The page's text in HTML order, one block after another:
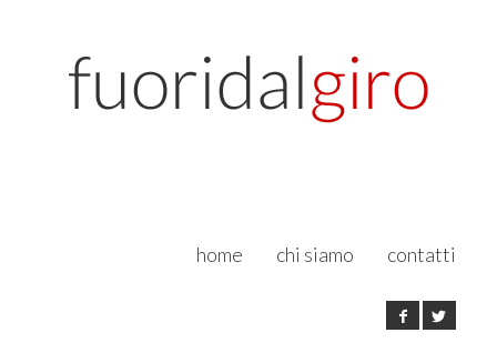
home chi siamo contatti